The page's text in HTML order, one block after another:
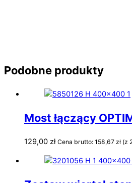
Podobne produkty
Most łączący
129,00 zł Cena brutto: 158,67 zł (z